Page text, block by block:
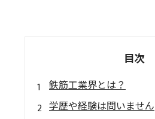
目次
鉄筋工業界とは？
学歴や経験は問いません